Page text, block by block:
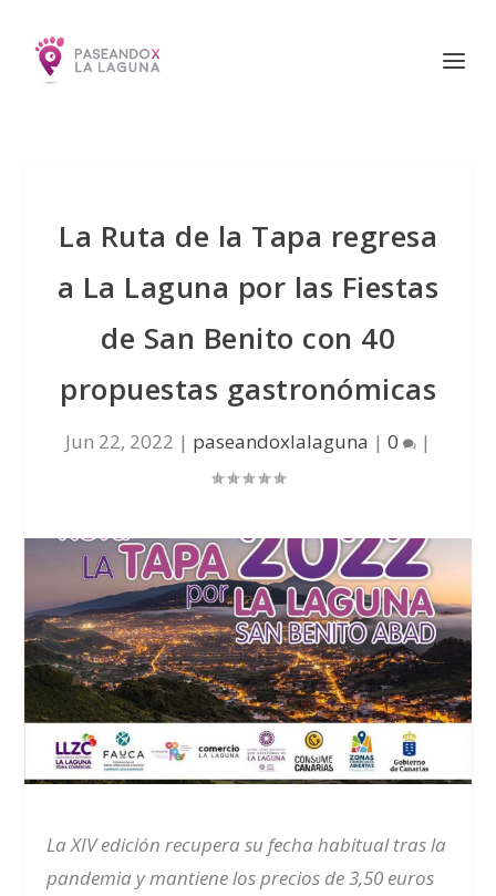
La Ruta de la Tapa regresa
a La Laguna por las Fiestas
de San Benito con 40
propuestas gastronómicas
Jun 22, 2022 | paseandoxlalaguna | 0 |
La XIV edición recupera su fecha habitual tras la
pandemia y mantiene los precios de 3,50 euros